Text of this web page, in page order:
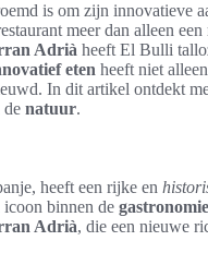
is om zijn innovatieve
meer dan alleen
Adrià heeft El Bulli
eten heeft niet
In dit artikel ontdekt
de natuur.
heeft een rijke en
icoon binnen de gastronomie
Adrià, die een nieuwe